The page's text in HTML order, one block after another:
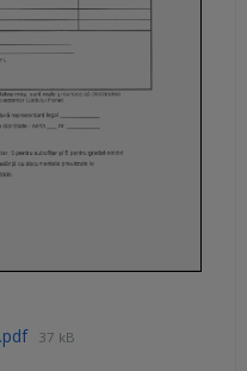
37 kB